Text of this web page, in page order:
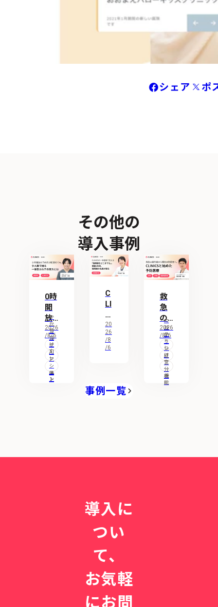
シェア ポ
その他の
導入事例
0時
開
放
の
予
約
枠
が
即
人
2026
/8/6
か
か
り
つ
け
支
援
機
能
カ
ル
テ
・
レ
セ
コ
ン
AI
ア
シ
ス
ト
C
LI
NI
C
S
の
用
ど
こ
ま
で
も
」
。
開
業
1
20
26
/8
/6
救
急
の
最
前
線
か
ら
駅
。
2026
/8/6
カ
ル
テ
・
レ
セ
コ
ン
か
か
り
つ
け
支
援
機
能
経
営
分
析
事例一覧
導入に
つい
て、
お気軽
にお問